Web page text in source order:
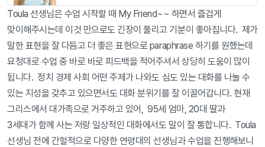
Toula 선생님은 수업 시작할 때 My Friend~~ 하면서 즐겁게
맞이해주시는데 이것 만으로도 긴장이 풀리고 기분이 좋아집니다.  제가
말한 표현을 잘 다듬고 더 좋은 표현으로 paraphrase 하기를 원했는데
요청대로 수업 중 바로 바로 피드백을 적어주셔서 상당히 도움이 많이
됩니다.  정치 경제 사회 어떤 주제가 나와도 심도 있는 대화를 나눌 수
있는 지성을 갖추고 있으면서도 대화 분위기를 잘 이끌어갑니다. 현재
그리스에서 대가족으로 거주하고 있어,  95세 엄마, 20대 딸과
3세대가 함께 사는 저랑 일상적인 대화에서도 말이 잘 통합니다.  Toula
선생님 전에 간헐적으로 다양한 연령대의 선생님과 수업을 진행해보니